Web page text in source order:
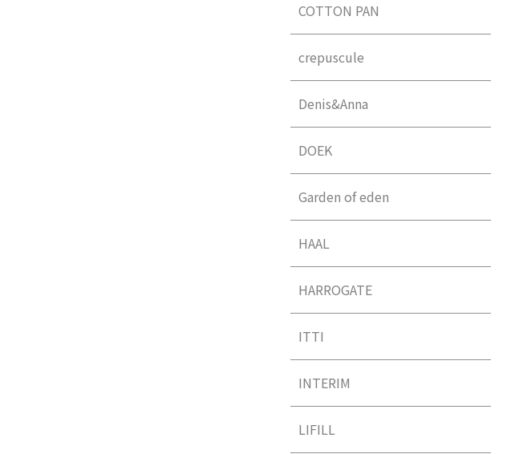
COTTON PAN
crepuscule
Denis&Anna
DOEK
Garden of eden
HAAL
HARROGATE
ITTI
INTERIM
LIFILL